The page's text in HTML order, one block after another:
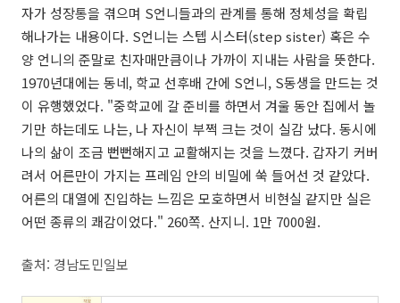
자가 성장통을 겪으며 S언니들과의 관계를 통해 정체성을 확립
해나가는 내용이다. S언니는 스텝 시스터(step sister) 혹은 수
양 언니의 준말로 친자매만큼이나 가까이 지내는 사람을 뜻한다.
1970년대에는 동네, 학교 선후배 간에 S언니, S동생을 만드는 것
이 유행했었다. "중학교에 갈 준비를 하면서 겨울 동안 집에서 놀
기만 하는데도 나는, 나 자신이 부쩍 크는 것이 실감 났다. 동시에
나의 삶이 조금 뻔뻔해지고 교활해지는 것을 느꼈다. 갑자기 커버
려서 어른만이 가지는 프레임 안의 비밀에 쑥 들어선 것 같았다.
어른의 대열에 진입하는 느낌은 모호하면서 비현실 같지만 실은
어떤 종류의 쾌감이었다." 260쪽. 산지니. 1만 7000원.
출처: 경남도민일보